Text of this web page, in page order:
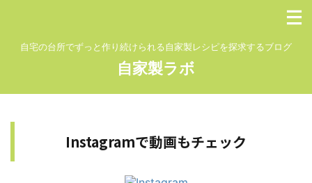
自宅の台所でずっと作り続けられる自家製レシピを探求するブログ
自家製ラボ
Instagramで動画もチェック